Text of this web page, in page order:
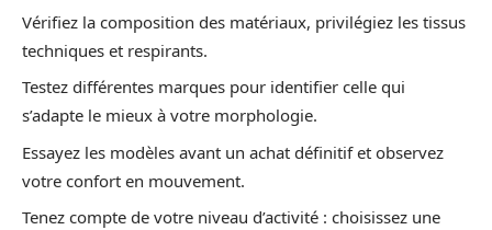
Vérifiez la composition des matériaux, privilégiez les tissus
techniques et respirants.
Testez différentes marques pour identifier celle qui
s’adapte le mieux à votre morphologie.
Essayez les modèles avant un achat définitif et observez
votre confort en mouvement.
Tenez compte de votre niveau d’activité : choisissez une